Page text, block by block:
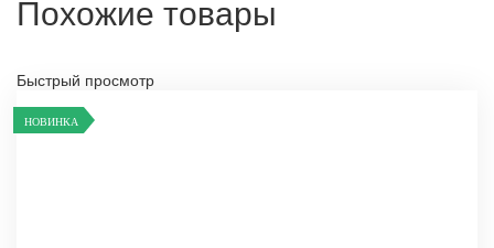
Похожие товары
Быстрый просмотр
НОВИНКА